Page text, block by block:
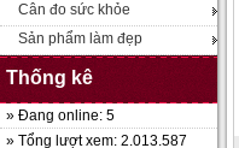
Cân đo sức khỏe
Sản phẩm làm đẹp
Thống kê
» Đang online: 5
» Tổng lượt xem: 2.013.587